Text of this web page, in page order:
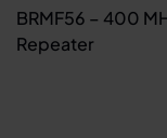
BRMF56 – 400
Repeater